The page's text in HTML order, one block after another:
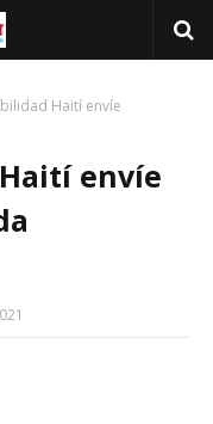
Haití envíe
envíe